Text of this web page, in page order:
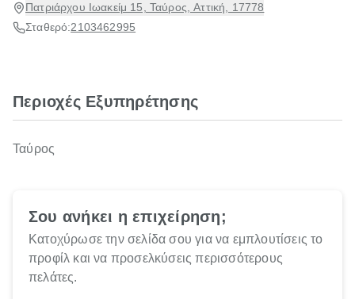
Πατριάρχου Ιωακείμ 15, Ταύρος, Αττική, 17778
Σταθερό:2103462995
Περιοχές Εξυπηρέτησης
Ταύρος
Σου ανήκει η επιχείρηση;
Κατοχύρωσε την σελίδα σου για να εμπλουτίσεις το
προφίλ και να προσελκύσεις περισσότερους
πελάτες.